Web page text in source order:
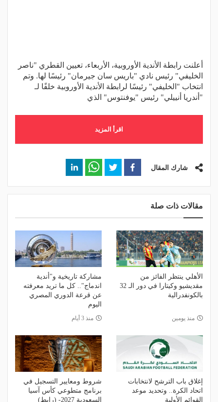
أعلنت رابطة الأندية الأوروبية، الأربعاء، تعيين القطري "ناصر
الخليفي" رئيس نادي "باريس سان جيرمان" رئيسًا لها. وتم
انتخاب "الخليفي" رئيسًا لرابطة الأندية الأوروبية خلفًا لـ
"أندريا أنييلي" رئيس "يوفنتوس" الذي
اقرأ المزيد
شارك المقال
مقالات ذات صلة
الأهلي ينتظر الفائز من
مقديشيو وكيتارا في دور الـ 32
بالكونفدرالية
منذ يومين
مشاركة تاريخية و"أندية
اندماج".. كل ما تريد معرفته
عن قرعة الدوري المصري
اليوم
منذ 3 أيام
إغلاق باب الترشح لانتخابات
اتحاد الكرة.. وتحديد موعد
القوائم الأولية
شروط ومعايير التسجيل في
برنامج متطوعي كأس آسيا
السعودية 2027- (رابط)